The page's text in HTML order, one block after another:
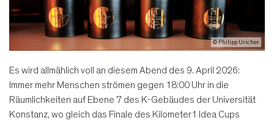
© Philipp Uricher
Es wird allmählich voll an diesem Abend des 9. April 2026:
Immer mehr Menschen strömen gegen 18:00 Uhr in die
Räumlichkeiten auf Ebene 7 des K-Gebäudes der Universität
Konstanz, wo gleich das Finale des Kilometer1 Idea Cups